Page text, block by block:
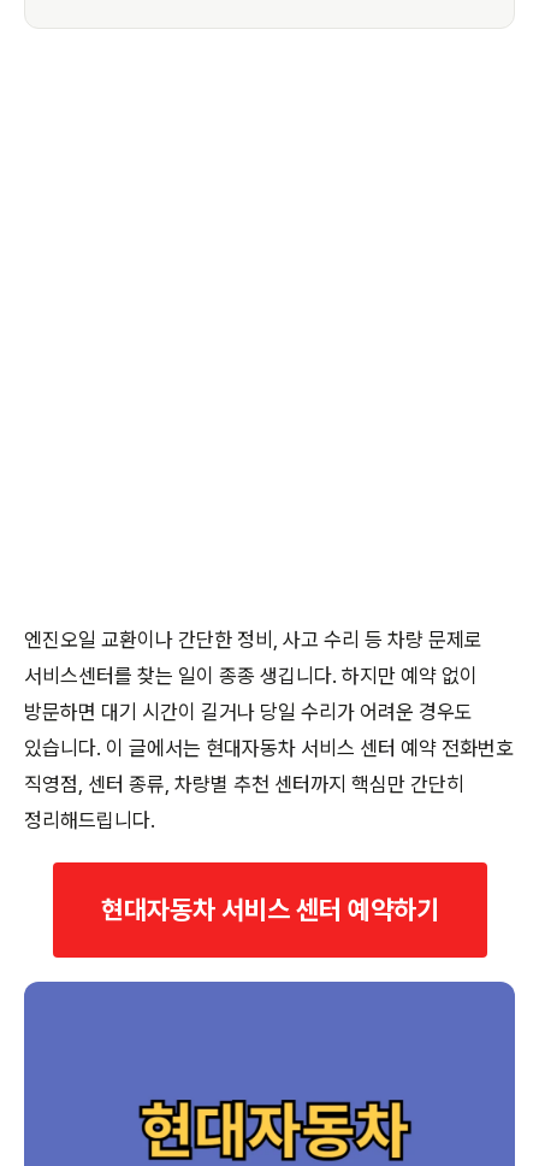
엔진오일 교환이나 간단한 정비, 사고 수리 등 차량 문제로
서비스센터를 찾는 일이 종종 생깁니다. 하지만 예약 없이
방문하면 대기 시간이 길거나 당일 수리가 어려운 경우도
있습니다. 이 글에서는 현대자동차 서비스 센터 예약 전화번호
직영점, 센터 종류, 차량별 추천 센터까지 핵심만 간단히
정리해드립니다.
현대자동차 서비스 센터 예약하기